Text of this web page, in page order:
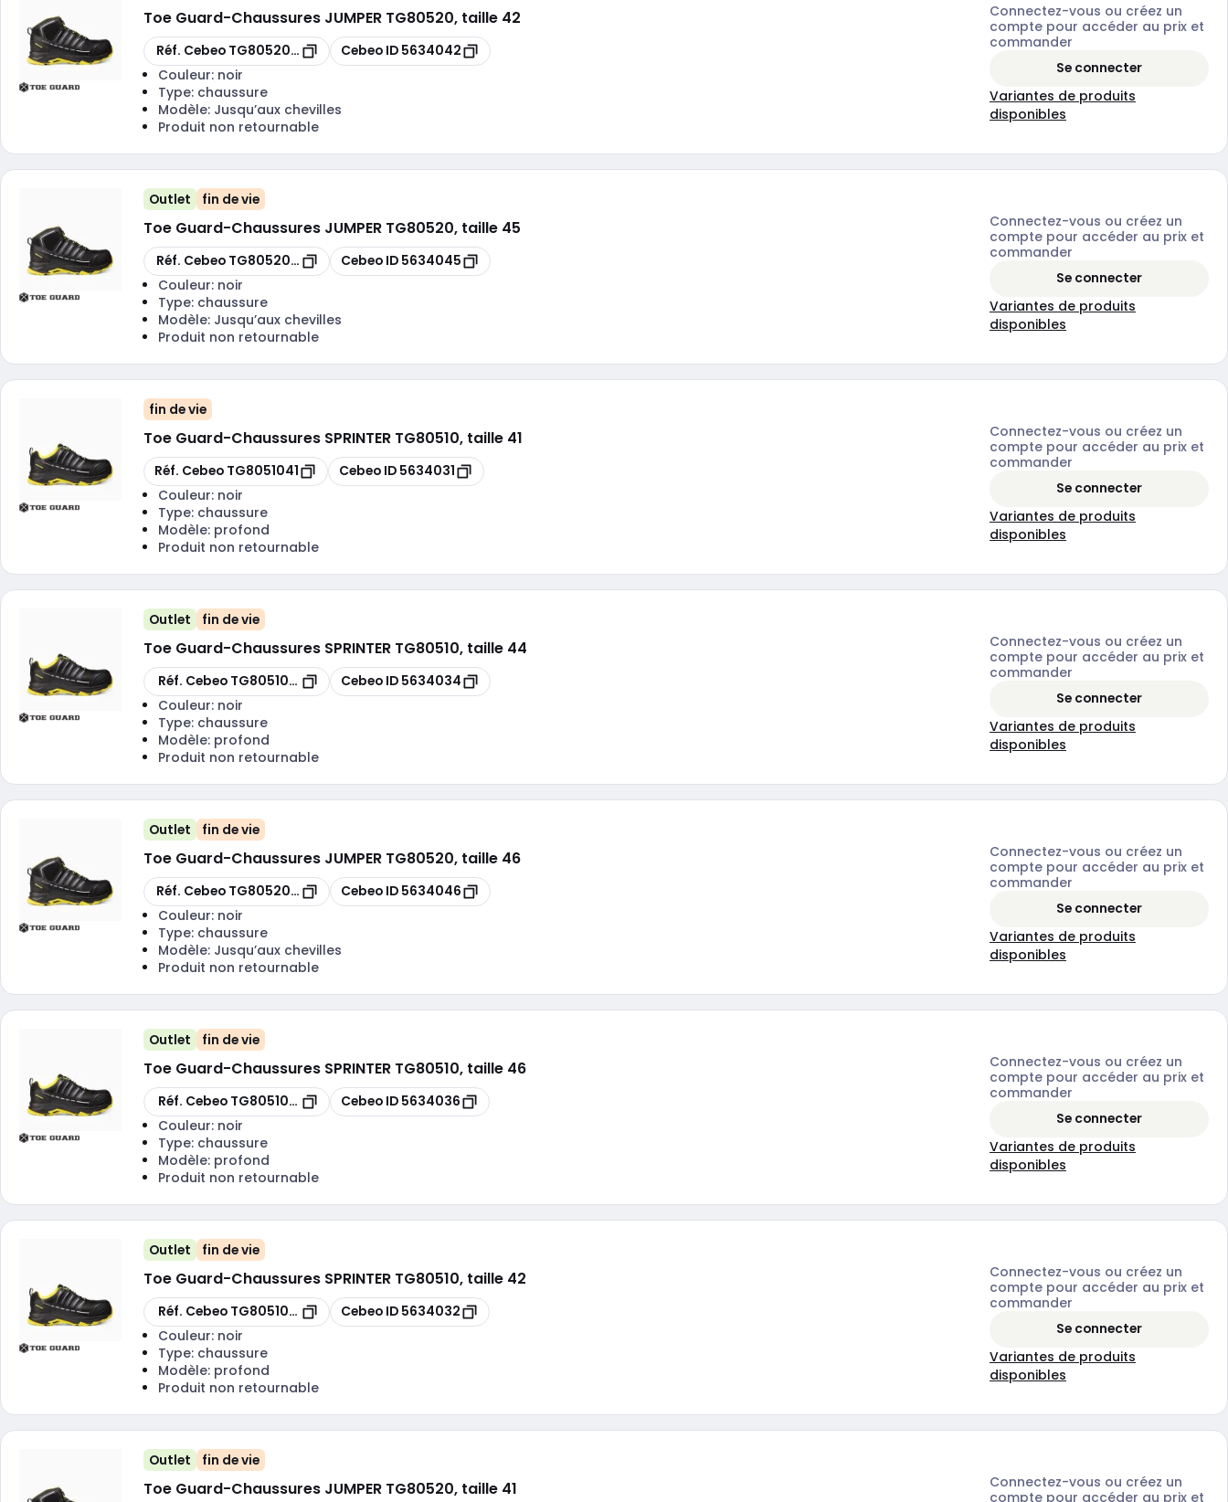
Toe Guard-Chaussures JUMPER TG80520, taille 42
Copier
Réf. Cebeo TG8052042 Copier
Cebeo ID 5634042
Couleur: noir
Type: chaussure
Modèle: Jusqu’aux chevilles
Produit non retournable
Connectez-vous ou créez un
compte pour accéder au prix et
commander
Se connecter
Variantes de produits
disponibles
Outlet fin de vie
Toe Guard-Chaussures JUMPER TG80520, taille 45
Copier
Réf. Cebeo TG8052045 Copier
Cebeo ID 5634045
Couleur: noir
Type: chaussure
Modèle: Jusqu’aux chevilles
Produit non retournable
Connectez-vous ou créez un
compte pour accéder au prix et
commander
Se connecter
Variantes de produits
disponibles
fin de vie
Toe Guard-Chaussures SPRINTER TG80510, taille 41
Copier
Réf. Cebeo TG8051041 Copier
Cebeo ID 5634031
Couleur: noir
Type: chaussure
Modèle: profond
Produit non retournable
Connectez-vous ou créez un
compte pour accéder au prix et
commander
Se connecter
Variantes de produits
disponibles
Outlet fin de vie
Toe Guard-Chaussures SPRINTER TG80510, taille 44
Copier
Réf. Cebeo TG8051044 Copier
Cebeo ID 5634034
Couleur: noir
Type: chaussure
Modèle: profond
Produit non retournable
Connectez-vous ou créez un
compte pour accéder au prix et
commander
Se connecter
Variantes de produits
disponibles
Outlet fin de vie
Toe Guard-Chaussures JUMPER TG80520, taille 46
Copier
Réf. Cebeo TG8052046 Copier
Cebeo ID 5634046
Couleur: noir
Type: chaussure
Modèle: Jusqu’aux chevilles
Produit non retournable
Connectez-vous ou créez un
compte pour accéder au prix et
commander
Se connecter
Variantes de produits
disponibles
Outlet fin de vie
Toe Guard-Chaussures SPRINTER TG80510, taille 46
Copier
Réf. Cebeo TG8051046 Copier
Cebeo ID 5634036
Couleur: noir
Type: chaussure
Modèle: profond
Produit non retournable
Connectez-vous ou créez un
compte pour accéder au prix et
commander
Se connecter
Variantes de produits
disponibles
Outlet fin de vie
Toe Guard-Chaussures SPRINTER TG80510, taille 42
Copier
Réf. Cebeo TG8051042 Copier
Cebeo ID 5634032
Couleur: noir
Type: chaussure
Modèle: profond
Produit non retournable
Connectez-vous ou créez un
compte pour accéder au prix et
commander
Se connecter
Variantes de produits
disponibles
Outlet fin de vie
Toe Guard-Chaussures JUMPER TG80520, taille 41
Connectez-vous ou créez un
compte pour accéder au prix et